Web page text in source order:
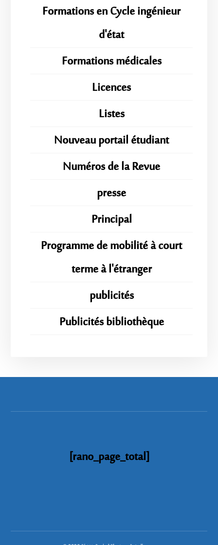
Formations en Cycle ingénieur
d'état
Formations médicales
Licences
Listes
Nouveau portail étudiant
Numéros de la Revue
presse
Principal
Programme de mobilité à court
terme à l'étranger
publicités
Publicités bibliothèque
[rano_page_total]